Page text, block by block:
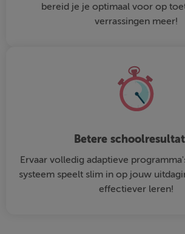
bereid je je optimaal voor op
verrassingen meer!
Betere
Ervaar volledig adaptieve
systeem speelt slim in op jouw
effectiever leren!